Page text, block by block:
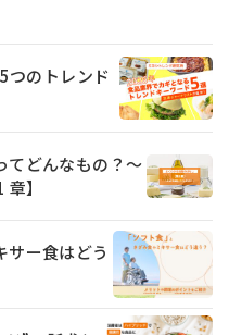
つのトレンド
てどんなもの？～
】
サー食はどう